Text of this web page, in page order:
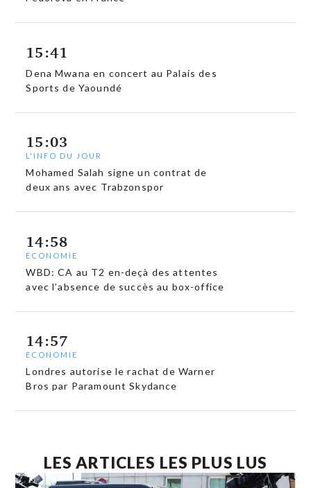
15:41
Dena Mwana en concert au Palais des
Sports de Yaoundé
15:03
L'INFO DU JOUR
Mohamed Salah signe un contrat de
deux ans avec Trabzonspor
14:58
ECONOMIE
WBD: CA au T2 en-deçà des attentes
avec l’absence de succès au box-office
14:57
ECONOMIE
Londres autorise le rachat de Warner
Bros par Paramount Skydance
LES ARTICLES LES PLUS LUS